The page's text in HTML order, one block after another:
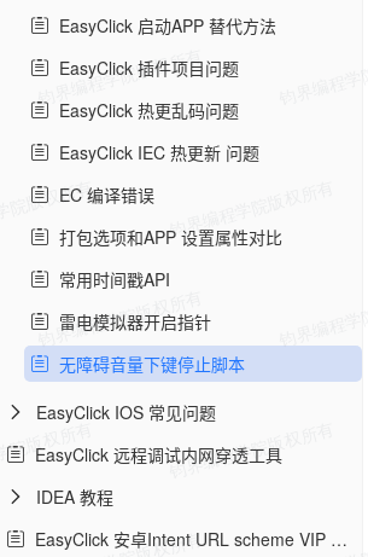
EasyClick 启动APP 替代方法
EasyClick 插件项目问题
EasyClick 热更乱码问题
EasyClick IEC 热更新 问题
EC 编译错误
打包选项和APP 设置属性对比
常用时间戳API
雷电模拟器开启指针
无障碍音量下键停止脚本
EasyClick IOS 常见问题
EasyClick 远程调试内网穿透工具
IDEA 教程
EasyClick 安卓Intent URL scheme VIP 教程